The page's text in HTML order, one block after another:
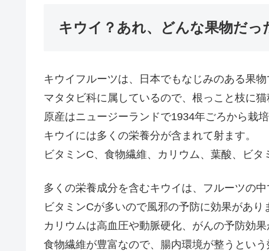
キウイ？あれ、どんな果物だっ
キウイフルーツは、日本でもなじみのある果物
マタタビ科に属しているので、根っこと枝に猫
原産はニュージーランドで1934年ごろから栽培
キウイには多くの栄養分が含まれて射ます。
ビタミンC、食物繊維、カリウム、葉酸、ビタ
多くの栄養成分を含むキウイは、フルーツの中
ビタミンCが多いので風邪の予防に効果があり
カリウムは高血圧や動脈硬化、がんの予防効
食物繊維が豊富なので、腸内環境が整うという